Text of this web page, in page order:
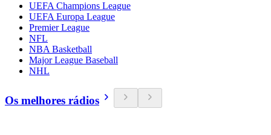
UEFA Champions League
UEFA Europa League
Premier League
NFL
NBA Basketball
Major League Baseball
NHL
Os melhores rádios